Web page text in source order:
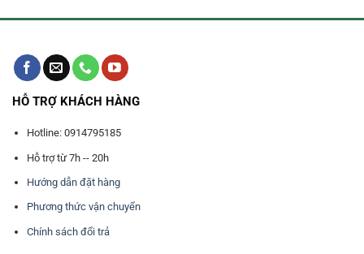
HỖ TRỢ KHÁCH HÀNG
Hotline: 0914795185
Hỗ trợ từ 7h -- 20h
Hướng dẫn đặt hàng
Phương thức vận chuyển
Chính sách đổi trả